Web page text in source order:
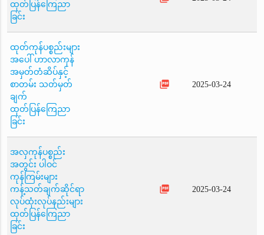
ထုတ်ပြန်ကြေညာ
ခြင်း
ထုတ်ကုန်ပစ္စည်းများ
အပေါ် ဟာလာကုန်
အမှတ်တံဆိပ်နှင့်
စာတမ်း သတ်မှတ်
ချက်
ထုတ်ပြန်ကြေညာ
ခြင်း
picture_as_pdf 2025-03-24
အလှကုန်ပစ္စည်း
အတွင်း ပါဝင်
ကုန်ကြမ်းများ
ကန့်သတ်ချက်ဆိုင်ရာ
လုပ်ထုံးလုပ်နည်းများ
ထုတ်ပြန်ကြေညာ
ခြင်း
picture_as_pdf 2025-03-24